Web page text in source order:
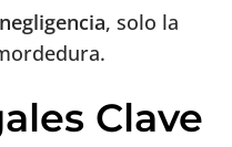
, solo la
Clave